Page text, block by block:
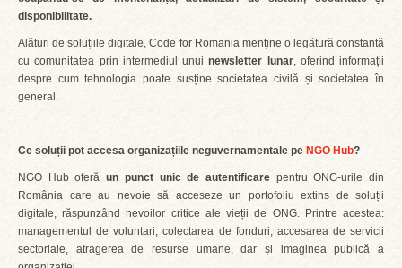
disponibilitate.
Alături de soluțiile digitale, Code for Romania menține o legătură constantă
cu comunitatea prin intermediul unuinewsletter lunar, oferind informații
despre cum tehnologia poate susține societatea civilă și societatea în
general.
Ce soluții pot accesa organizațiile neguvernamentale pe NGO Hub?
NGO Hub oferăun punct unic de autentificarepentru ONG-urile din
România care au nevoie să acceseze un portofoliu extins de soluții
digitale, răspunzând nevoilor critice ale vieții de ONG. Printre acestea:
managementul de voluntari, colectarea de fonduri, accesarea de servicii
sectoriale, atragerea de resurse umane, dar și imaginea publică a